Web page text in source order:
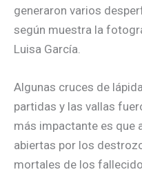
generaron varios
según muestra la
Luisa García.
Algunas cruces de
partidas y las vallas
más impactante es que
abiertas por los
mortales de los